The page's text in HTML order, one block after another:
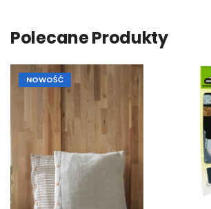
Polecane Produkty
NOWOŚĆ